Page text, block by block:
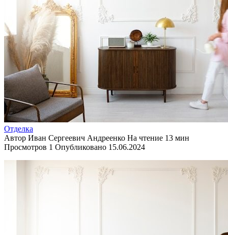
Отделка
Автор Иван Сергеевич Андреенко На чтение 13 мин
Просмотров 1 Опубликовано 15.06.2024